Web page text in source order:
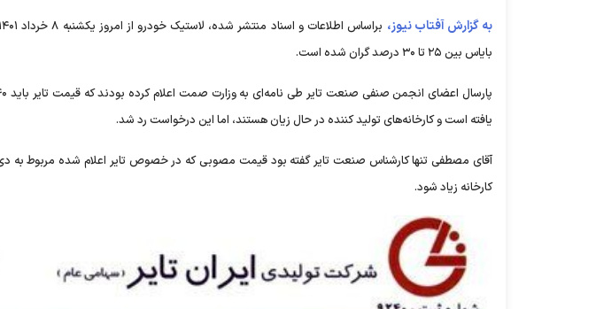
به گزارش آفتاب نیوز،
بایاس بین ۲۵ تا ۳۰ درصد گران شده است.
یافته است و کارخانه‌های تولید کننده در حال زیان هستند، اما این درخواست رد شد.
کارخانه زیاد شود.